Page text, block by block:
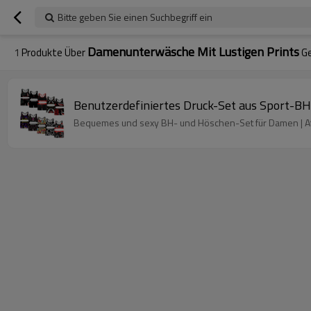
Bitte geben Sie einen Suchbegriff ein
1 Produkte ÜberDamenunterwäsche Mit Lustigen Prints
Benutzerdefiniertes Druck-Set aus Sport-
Bequemes und sexy BH- und Höschen-Set für Damen